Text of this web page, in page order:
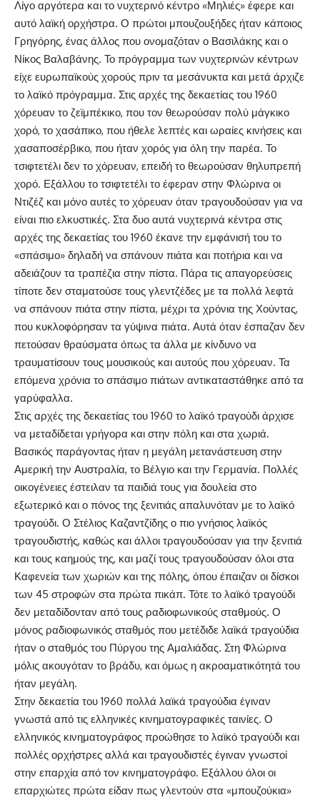
Λίγο αργότερα και το νυχτερινό κέντρο «Μηλιές» έφερε και
αυτό λαϊκή ορχήστρα. Ο πρώτοι μπουζουξήδες ήταν κάποιος
Γρηγόρης, ένας άλλος που ονομαζόταν ο Βασιλάκης και ο
Νίκος Βαλαβάνης. Το πρόγραμμα των νυχτερινών κέντρων
είχε ευρωπαϊκούς χορούς πριν τα μεσάνυκτα και μετά άρχιζε
το λαϊκό πρόγραμμα. Στις αρχές της δεκαετίας του 1960
χόρευαν το ζεϊμπέκικο, που τον θεωρούσαν πολύ μάγκικο
χορό, το χασάπικο, που ήθελε λεπτές και ωραίες κινήσεις και
χασαποσέρβικο, που ήταν χορός για όλη την παρέα. Το
τσιφτετέλι δεν το χόρευαν, επειδή το θεωρούσαν θηλυπρεπή
χορό. Εξάλλου το τσιφτετέλι το έφεραν στην Φλώρινα οι
Ντιζέζ και μόνο αυτές το χόρευαν όταν τραγουδούσαν για να
είναι πιο ελκυστικές. Στα δυο αυτά νυχτερινά κέντρα στις
αρχές της δεκαετίας του 1960 έκανε την εμφάνισή του το
«σπάσιμο» δηλαδή να σπάνουν πιάτα και ποτήρια και να
αδειάζουν τα τραπέζια στην πίστα. Πάρα τις απαγορεύσεις
τίποτε δεν σταματούσε τους γλεντζέδες με τα πολλά λεφτά
να σπάνουν πιάτα στην πίστα, μέχρι τα χρόνια της Χούντας,
που κυκλοφόρησαν τα γύψινα πιάτα. Αυτά όταν έσπαζαν δεν
πετούσαν θραύσματα όπως τα άλλα με κίνδυνο να
τραυματίσουν τους μουσικούς και αυτούς που χόρευαν. Τα
επόμενα χρόνια το σπάσιμο πιάτων αντικαταστάθηκε από τα
γαρύφαλλα.
Στις αρχές της δεκαετίας του 1960 το λαϊκό τραγούδι άρχισε
να μεταδίδεται γρήγορα και στην πόλη και στα χωριά.
Βασικός παράγοντας ήταν η μεγάλη μετανάστευση στην
Αμερική την Αυστραλία, το Βέλγιο και την Γερμανία. Πολλές
οικογένειες έστειλαν τα παιδιά τους για δουλεία στο
εξωτερικό και ο πόνος της ξενιτιάς απαλυνόταν με το λαϊκό
τραγούδι. Ο Στέλιος Καζαντζίδης ο πιο γνήσιος λαϊκός
τραγουδιστής, καθώς και άλλοι τραγουδούσαν για την ξενιτιά
και τους καημούς της, και μαζί τους τραγουδούσαν όλοι στα
Καφενεία των χωριών και της πόλης, όπου έπαιζαν οι δίσκοι
των 45 στροφών στα πρώτα πικάπ. Τότε το λαϊκό τραγούδι
δεν μεταδίδονταν από τους ραδιοφωνικούς σταθμούς. Ο
μόνος ραδιοφωνικός σταθμός που μετέδιδε λαϊκά τραγούδια
ήταν ο σταθμός του Πύργου της Αμαλιάδας. Στη Φλώρινα
μόλις ακουγόταν το βράδυ, και όμως η ακροαματικότητά του
ήταν μεγάλη.
Στην δεκαετία του 1960 πολλά λαϊκά τραγούδια έγιναν
γνωστά από τις ελληνικές κινηματογραφικές ταινίες. Ο
ελληνικός κινηματογράφος προώθησε το λαϊκό τραγούδι και
πολλές ορχήστρες αλλά και τραγουδιστές έγιναν γνωστοί
στην επαρχία από τον κινηματογράφο. Εξάλλου όλοι οι
επαρχιώτες πρώτα είδαν πως γλεντούν στα «μπουζούκια»